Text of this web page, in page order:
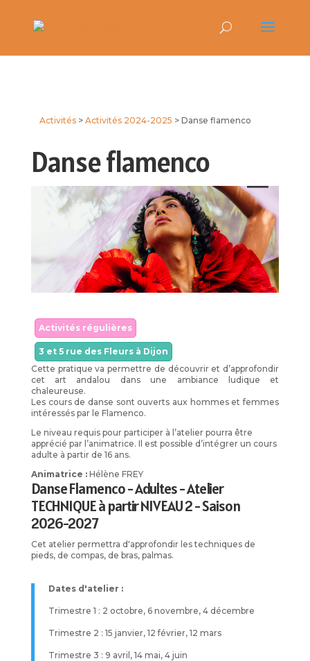
Activités Activités 2024-2025 Danse flamenco
Danse flamenco
Activités régulières
3 et 5 rue des Fleurs à Dijon
Cette pratique va permettre de découvrir et d’approfondir
cet art andalou dans une ambiance ludique et
chaleureuse.
Les cours de danse sont ouverts aux hommes et femmes
intéressés par le Flamenco.
Le niveau requis pour participer à l’atelier pourra être
apprécié par l’animatrice. Il est possible d’intégrer un cours
adulte à partir de 16 ans.
Animatrice :Hélène FREY
Danse Flamenco - Adultes - Atelier
TECHNIQUE à partir NIVEAU 2 - Saison
2026-2027
Cet atelier permettra d'approfondir les techniques de
pieds, de compas, de bras, palmas.
Dates d'atelier :
Trimestre 1 : 2 octobre, 6 novembre, 4 décembre
Trimestre 2 : 15 janvier, 12 février, 12 mars
Trimestre 3 : 9 avril, 14 mai, 4 juin